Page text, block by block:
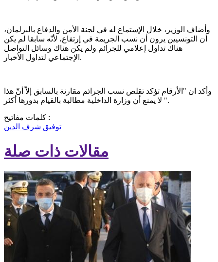
وأضاف الوزير، خلال الإستماع له في لجنة الأمن والدفاع بالبرلمان،
أن التونسيين يرون أن نسب الجريمة في إرتفاع، لأنّه سابقا لم يكن
هناك تداول إعلامي للجرائم ولم يكن هناك وسائل التواصل
الإجتماعي لتداول الأخبار.
وأكد ان "الأرقام تؤكد تقلص نسب الجرائم مقارنة بالسابق إلاّ أنّ هذا
لا يمنع أن وزارة الداخلية مطالبة بالقيام بدورها أكثر ".
كلمات مفاتيح :
توفيق شرف الدين
مقالات ذات صلة